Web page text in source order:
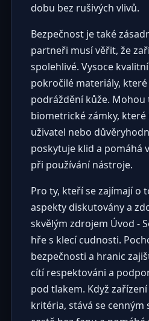
dobu bez rušivých vlivů.
Bezpečnost je také
partneři musí věřit, že
spolehlivé. Vysoce
pokročilé materiály,
podráždění kůže. Mohou
biometrické zámky,
uživatel nebo
poskytuje klid a pomáhá
při používání nástroje.
Pro ty, kteří se zajímají o
aspekty diskutovány a
skvělým zdrojem Úvod -
hře s klecí cudnosti.
bezpečnosti a hranic
cítí respektováni a
pod tlakem. Když
kritéria, stává se cenným